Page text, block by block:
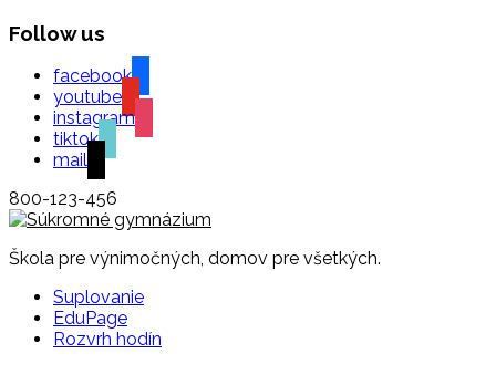
Follow us
facebook
youtube
instagram
tiktok
mail
800-123-456
Škola pre výnimočných, domov pre všetkých.
Suplovanie
EduPage
Rozvrh hodín